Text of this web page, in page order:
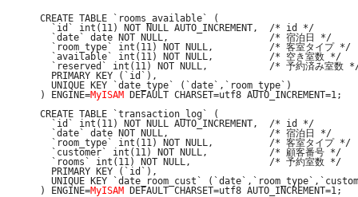
CREATE TABLE `rooms_available` (
  `id` int(11) NOT NULL AUTO_INCREMENT,  /* id */
  `date` date NOT NULL,                  /* 宿泊日 */
  `room_type` int(11) NOT NULL,          /* 客室タイプ */
  `available` int(11) NOT NULL,          /* 空き室数 */
`reserved` int(11) NOT NULL,           /* 予約済み室数
  PRIMARY KEY (`id`),
  UNIQUE KEY `date_type` (`date`,`room_type`)
) ENGINE=MyISAM DEFAULT CHARSET=utf8 AUTO_INCREMENT=1;
CREATE TABLE `transaction_log` (
  `id` int(11) NOT NULL AUTO_INCREMENT,  /* id */
  `date` date NOT NULL,                  /* 宿泊日 */
  `room_type` int(11) NOT NULL,          /* 客室タイプ */
  `customer` int(11) NOT NULL,           /* 顧客番号 */
  `rooms` int(11) NOT NULL,              /* 予約室数 */
  PRIMARY KEY (`id`),
UNIQUE KEY `date_room_cust`
) ENGINE=MyISAM DEFAULT CHARSET=utf8 AUTO_INCREMENT=1;